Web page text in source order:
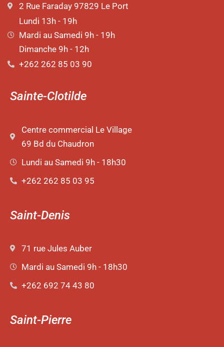
2 Rue Faraday 97829 Le Port
Lundi 13h - 19h
Mardi au Samedi 9h - 19h
Dimanche 9h - 12h
+262 262 85 03 90
Sainte-Clotilde
Centre commercial Le Village
69 Bd du Chaudron
Lundi au Samedi 9h - 18h30
+262 262 85 03 95
Saint-Denis
71 rue Jules Auber
Mardi au Samedi 9h - 18h30
+262 692 74 43 80
Saint-Pierre